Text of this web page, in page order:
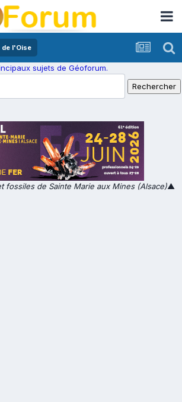
de l'Oise
sujets de Géoforum.
fossiles de Sainte Marie aux Mines (Alsace)▲